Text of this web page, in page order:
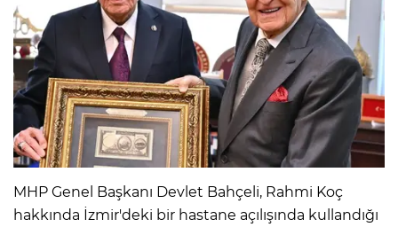
MHP Genel Başkanı Devlet Bahçeli, Rahmi Koç
hakkında İzmir'deki bir hastane açılışında kullandığı